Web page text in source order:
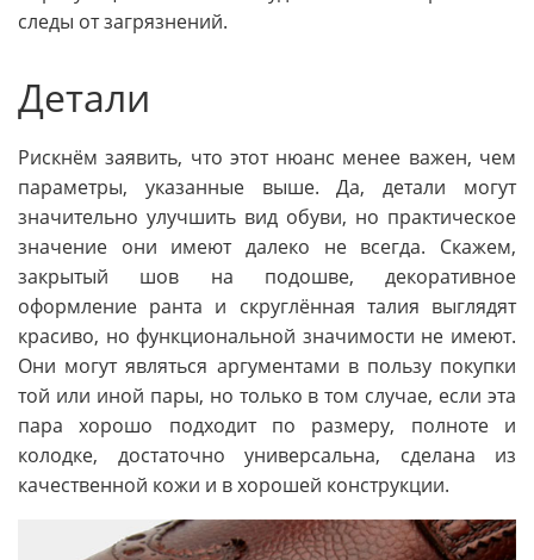
следы от загрязнений.
Детали
Рискнём заявить, что этот нюанс менее важен, чем
параметры, указанные выше. Да, детали могут
значительно улучшить вид обуви, но практическое
значение они имеют далеко не всегда. Скажем,
закрытый шов на подошве, декоративное
оформление ранта и скруглённая талия выглядят
красиво, но функциональной значимости не имеют.
Они могут являться аргументами в пользу покупки
той или иной пары, но только в том случае, если эта
пара хорошо подходит по размеру, полноте и
колодке, достаточно универсальна, сделана из
качественной кожи и в хорошей конструкции.